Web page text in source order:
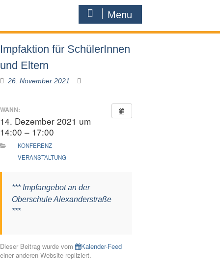
Menu
Impfaktion für SchülerInnen
und Eltern
26. November 2021
WANN:
14. Dezember 2021 um
14:00 – 17:00
KONFERENZ
VERANSTALTUNG
*** Impfangebot an der
Oberschule Alexanderstraße
***
Dieser Beitrag wurde vom
Kalender-Feed
einer anderen Website repliziert.